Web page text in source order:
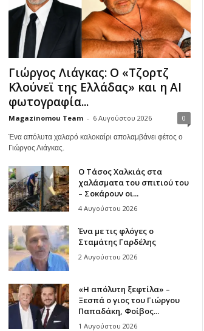
Γιώργος Λιάγκας: Ο «Τζορτζ
Κλούνεϊ της Ελλάδας» και η AI
φωτογραφία...
Magazinomou Team - 6 Αυγούστου 2026 0
Ένα απόλυτα χαλαρό καλοκαίρι απολαμβάνει φέτος ο
Γιώργος Λιάγκας.
Ο Τάσος Χαλκιάς στα
χαλάσματα του σπιτιού του
– Σοκάρουν οι...
4 Αυγούστου 2026
Ένα με τις φλόγες ο
Σταμάτης Γαρδέλης
2 Αυγούστου 2026
«Η απόλυτη ξεφτίλα» –
Ξεσπά ο γιος του Γιώργου
Παπαδάκη, Φοίβος...
1 Αυγούστου 2026